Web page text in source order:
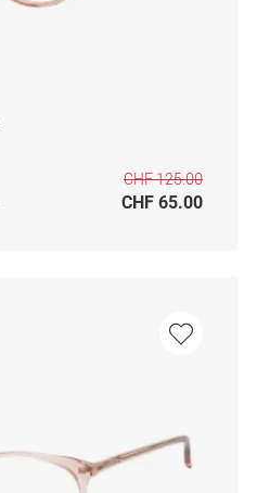
CHF 125.00
CHF 65.00